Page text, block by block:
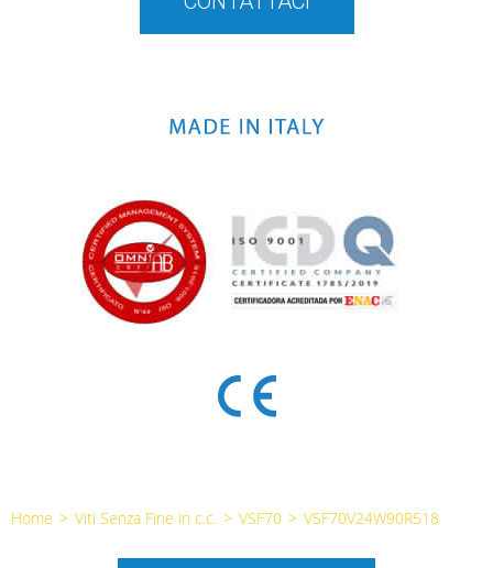
Home > Viti Senza Fine in c.c. > VSF70 > VSF70V24W90R518